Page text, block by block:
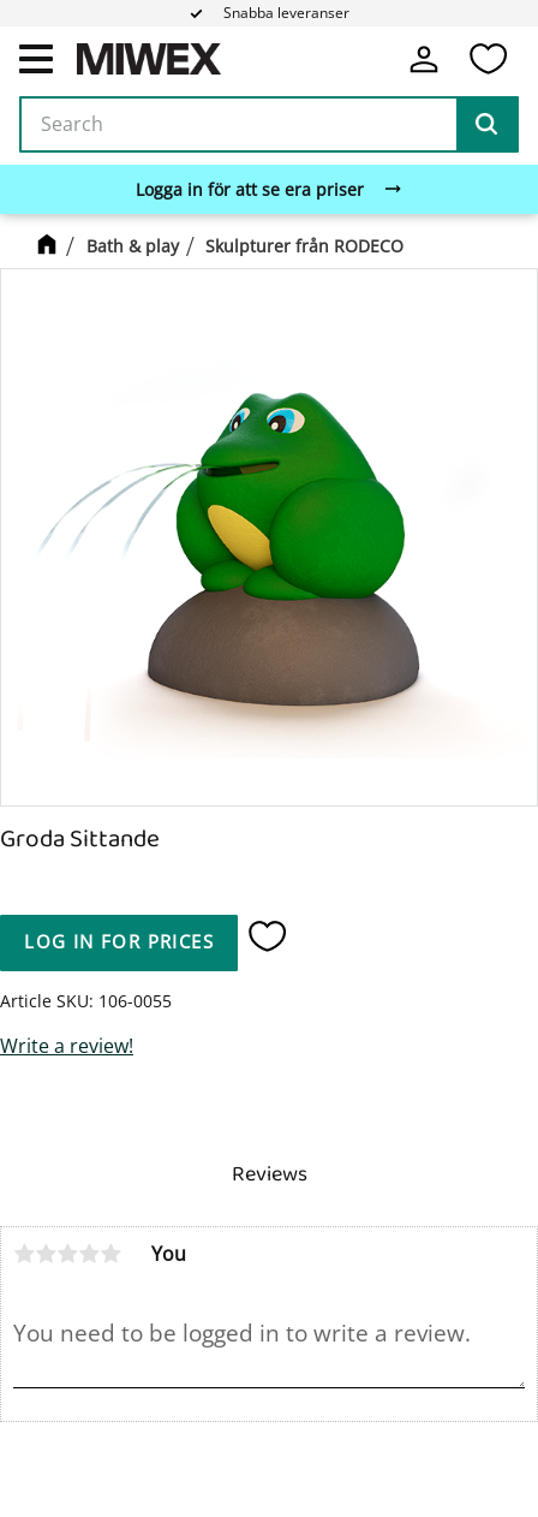
Menu
Snabba leveranser
Logga in för att se era priser
Bath & play Skulpturer från RODECO
Groda Sittande
LOG IN FOR PRICES Add to favorites
Article SKU 106-0055
Write a review!
Reviews
You